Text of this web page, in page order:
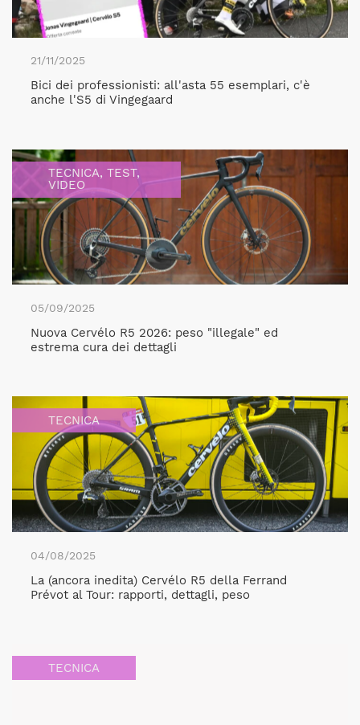
21/11/2025
Bici dei professionisti: all'asta 55 esemplari, c'è
anche l'S5 di Vingegaard
TECNICA, TEST,
VIDEO
05/09/2025
Nuova Cervélo R5 2026: peso "illegale" ed
estrema cura dei dettagli
TECNICA
04/08/2025
La (ancora inedita) Cervélo R5 della Ferrand
Prévot al Tour: rapporti, dettagli, peso
TECNICA